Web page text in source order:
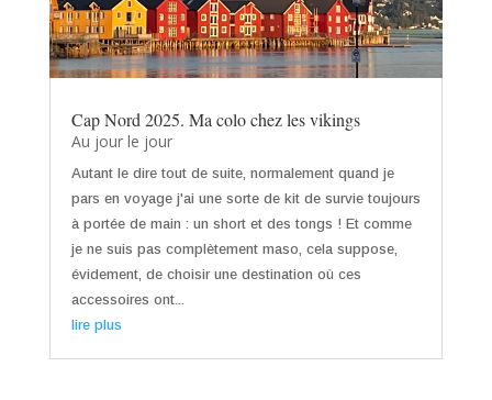
Cap Nord 2025. Ma colo chez les vikings
Au jour le jour
Autant le dire tout de suite, normalement quand je
pars en voyage j'ai une sorte de kit de survie toujours
à portée de main : un short et des tongs ! Et comme
je ne suis pas complètement maso, cela suppose,
évidement, de choisir une destination où ces
accessoires ont...
lire plus